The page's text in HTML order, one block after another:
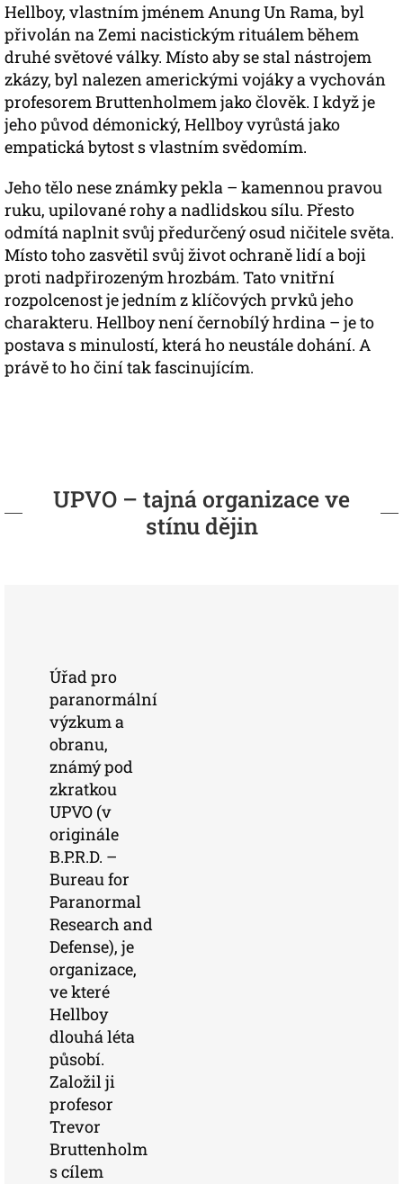
Hellboy, vlastním jménem Anung Un Rama, byl
přivolán na Zemi nacistickým rituálem během
druhé světové války. Místo aby se stal nástrojem
zkázy, byl nalezen americkými vojáky a vychován
profesorem Bruttenholmem jako člověk. I když je
jeho původ démonický, Hellboy vyrůstá jako
empatická bytost s vlastním svědomím.
Jeho tělo nese známky pekla – kamennou pravou
ruku, upilované rohy a nadlidskou sílu. Přesto
odmítá naplnit svůj předurčený osud ničitele světa.
Místo toho zasvětil svůj život ochraně lidí a boji
proti nadpřirozeným hrozbám. Tato vnitřní
rozpolcenost je jedním z klíčových prvků jeho
charakteru. Hellboy není černobílý hrdina – je to
postava s minulostí, která ho neustále dohání. A
právě to ho činí tak fascinujícím.
UPVO – tajná organizace ve
stínu dějin
Úřad pro
paranormální
výzkum a
obranu,
známý pod
zkratkou
UPVO (v
originále
B.P.R.D. –
Bureau for
Paranormal
Research and
Defense), je
organizace,
ve které
Hellboy
dlouhá léta
působí.
Založil ji
profesor
Trevor
Bruttenholm
s cílem